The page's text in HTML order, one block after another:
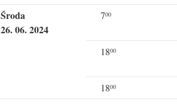
Środa
26. 06. 2024
700
1800
1800